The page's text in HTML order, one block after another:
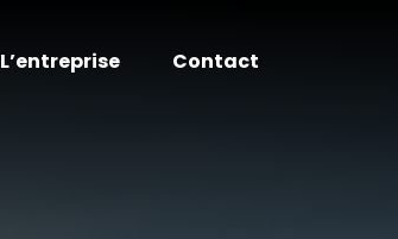
L’entreprise Contact